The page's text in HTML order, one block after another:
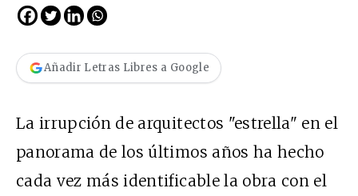
Añadir Letras Libres a Google
La irrupción de arquitectos "estrella" en el
panorama de los últimos años ha hecho
cada vez más identificable la obra con el